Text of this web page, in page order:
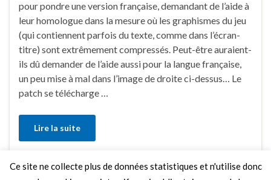
pour pondre une version française, demandant de l’aide à
leur homologue dans la mesure où les graphismes du jeu
(qui contiennent parfois du texte, comme dans l’écran-
titre) sont extrêmement compressés. Peut-être auraient-
ils dû demander de l’aide aussi pour la langue française,
un peu mise à mal dans l’image de droite ci-dessus… Le
patch se télécharge …
Lire la suite
Faire un commentaire
Ce site ne collecte plus de données statistiques et n'utilise donc